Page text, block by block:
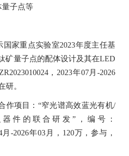
量子点等
国家重点实验室2023年度主任基
矿量子点的配体设计及其在LED
， 2023年07月-2026
研。
作项目：“窄光谱高效蓝光有机/
件的联合研发”，编号：
月-2026年03 月， 120万，参与，